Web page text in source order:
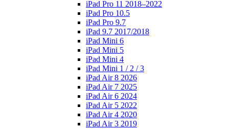
iPad Pro 11 2018–2022
iPad Pro 10.5
iPad Pro 9.7
iPad 9.7 2017/2018
iPad Mini 6
iPad Mini 5
iPad Mini 4
iPad Mini 1 / 2 / 3
iPad Air 8 2026
iPad Air 7 2025
iPad Air 6 2024
iPad Air 5 2022
iPad Air 4 2020
iPad Air 3 2019